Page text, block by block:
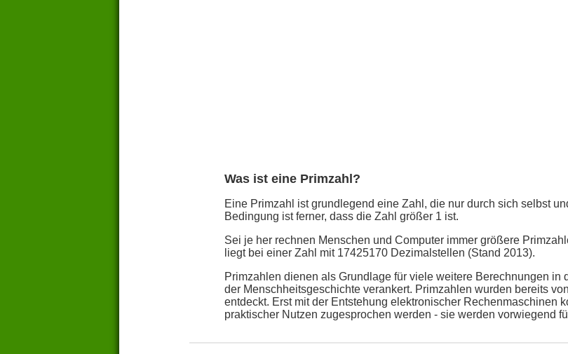
Was ist eine Primzahl?
Eine Primzahl ist grundlegend eine Zahl, die nur durch sich selbst
Bedingung ist ferner, dass die Zahl größer 1 ist.
Sei je her rechnen Menschen und Computer immer größere
liegt bei einer Zahl mit 17425170 Dezimalstellen (Stand 2013).
Primzahlen dienen als Grundlage für viele weitere Berechnungen in
der Menschheitsgeschichte verankert. Primzahlen wurden bereits
entdeckt. Erst mit der Entstehung elektronischer Rechenmaschinen
praktischer Nutzen zugesprochen werden - sie werden vorwiegend